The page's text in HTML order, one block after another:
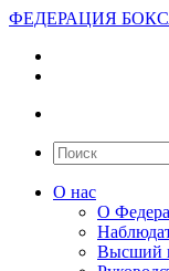
ФЕДЕРАЦИЯ
О нас
О
Высший